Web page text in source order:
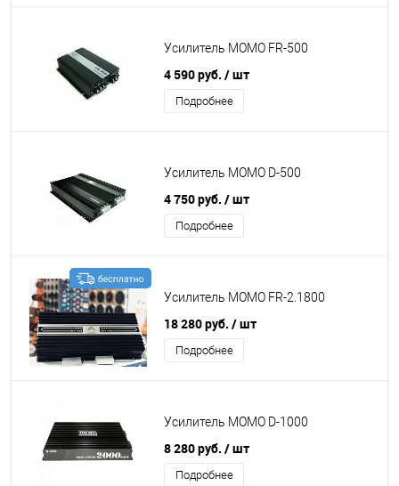
Усилитель MOMO FR-500
4 590 руб. / шт
Подробнее
Усилитель MOMO D-500
4 750 руб. / шт
Подробнее
Усилитель MOMO FR-2.1800
18 280 руб. / шт
Подробнее
Усилитель MOMO D-1000
8 280 руб. / шт
Подробнее